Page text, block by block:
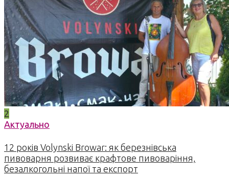
2
Актуально
12 років Volynski Browar: як березнівська
пивоварня розвиває крафтове пивоваріння,
безалкогольні напої та експорт